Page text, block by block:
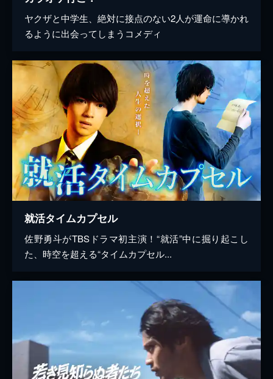
ヤクザと中学生、絶対に接点のない2人が運命に導かれ
るように出会ってしまうコメディ
就活タイムカプセル
佐野勇斗がTBSドラマ初主演！“就活”中に掘り起こし
た、時空を超える“タイムカプセル...